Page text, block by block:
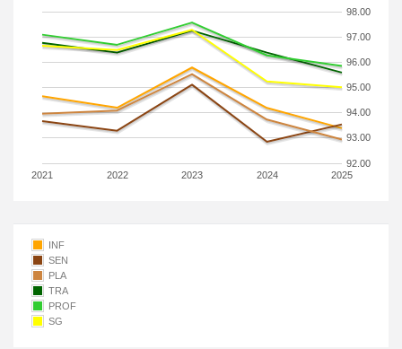
2021 2022 2023 2024 2025
92.00
93.00
94.00
95.00
96.00
97.00
98.00
INF
SEN
PLA
TRA
PROF
SG